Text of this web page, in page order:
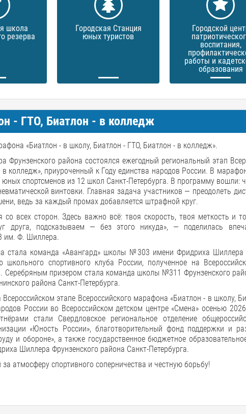
школа
резерва
Городская Станция
юных туристов
Городской
воспитания,
работы и
образования
- ГТО, Биатлон - в колледж
«Биатлон - в школу, Биатлон - ГТО, Биатлон - в колледж».
района состоялся ежегодный региональный этап
приуроченный к Году единства народов России. В
спортсменов из 12 школ Санкт-Петербурга. В программу вошли:
винтовки. Главная задача участников — преодолеть
ведь за каждый промах добавляется штрафной круг.
со всех сторон. Здесь важно всё: твоя скорость, твоя меткость и
друга, подсказываем — без этого никуда», — поделилась
им. Ф. Шиллера.
стала команда «Авангард» школы №303 имени Фридриха Шиллера
школьного спортивного клуба России, полученное на
Серебряным призером стала команда школы №311 Фрунзенского
района Санкт-Петербурга.
этапе Всероссийского марафона «Биатлон - в школу,
России во Всероссийском детском центре «Смена» осенью
стали Свердловское региональное отделение
«Юность России», благотворительный фонд поддержки и
и обороне», а также государственное бюджетное
Шиллера Фрунзенского района Санкт-Петербурга.
атмосферу спортивного соперничества и честную борьбу!